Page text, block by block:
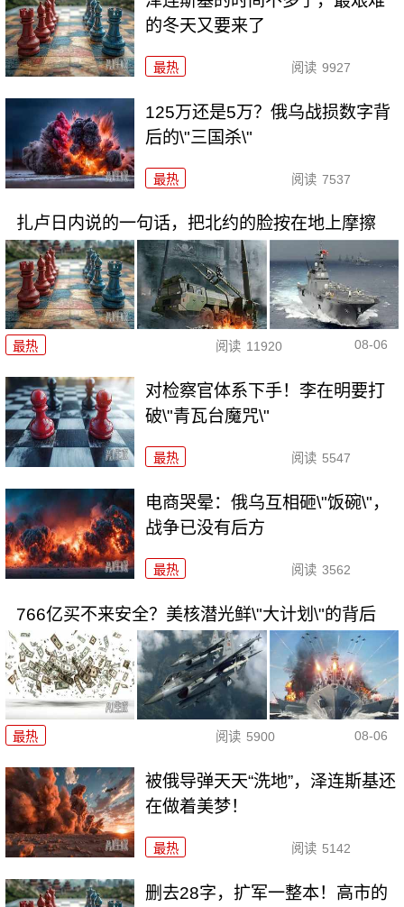
的冬天又要来了
最热 阅读 9927
125万还是5万？俄乌战损数字背
后的\"三国杀\"
最热 阅读 7537
扎卢日内说的一句话，把北约的脸按在地上摩擦
最热 阅读 11920 08-06
对检察官体系下手！李在明要打
破\"青瓦台魔咒\"
最热 阅读 5547
电商哭晕：俄乌互相砸\"饭碗\"，
战争已没有后方
最热 阅读 3562
766亿买不来安全？美核潜光鲜\"大计划\"的背后
最热 阅读 5900 08-06
被俄导弹天天“洗地”，泽连斯基还
在做着美梦！
最热 阅读 5142
删去28字，扩军一整本！高市的